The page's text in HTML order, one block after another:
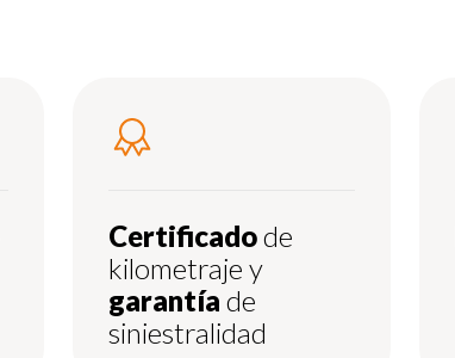
Certificadode
kilometraje y
garantía de
siniestralidad